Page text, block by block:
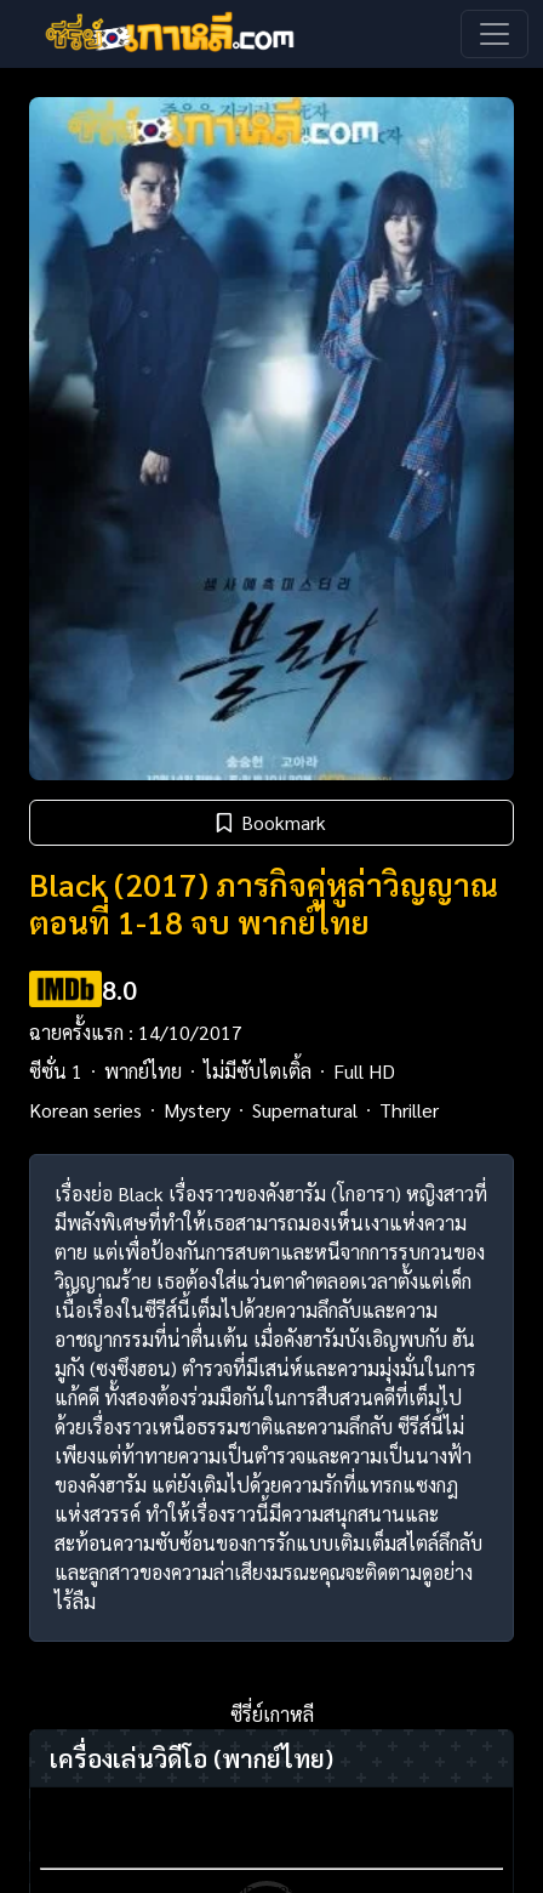
Bookmark
Black (2017) ภารกิจคู่หูล่าวิญญาณ
ตอนที่ 1-18 จบ พากย์ไทย
8.0
ฉายครั้งแรก : 14/10/2017
ซีซั่น 1
พากย์ไทย ไม่มีซับไตเติ้ล
Full HD
Korean series
Mystery Supernatural Thriller
เรื่องย่อ Black เรื่องราวของคังฮารัม (โกอารา) หญิงสาวที่
มีพลังพิเศษที่ทำให้เธอสามารถมองเห็นเงาแห่งความ
ตาย แต่เพื่อป้องกันการสบตาและหนีจากการรบกวนของ
วิญญาณร้าย เธอต้องใส่แว่นตาดำตลอดเวลาตั้งแต่เด็ก
เนื้อเรื่องในซีรีส์นี้เต็มไปด้วยความลึกลับและความ
อาชญากรรมที่น่าตื่นเต้น เมื่อคังฮารัมบังเอิญพบกับ ฮัน
มูกัง (ซงซึงฮอน) ตำรวจที่มีเสน่ห์และความมุ่งมั่นในการ
แก้คดี ทั้งสองต้องร่วมมือกันในการสืบสวนคดีที่เต็มไป
ด้วยเรื่องราวเหนือธรรมชาติและความลึกลับ ซีรีส์นี้ไม่
เพียงแต่ท้าทายความเป็นตำรวจและความเป็นนางฟ้า
ของคังฮารัม แต่ยังเติมไปด้วยความรักที่แทรกแซงกฎ
แห่งสวรรค์ ทำให้เรื่องราวนี้มีความสนุกสนานและ
สะท้อนความซับซ้อนของการรักแบบเติมเต็มสไตล์ลึกลับ
และลูกสาวของความล่าเสียงมรณะคุณจะติดตามดูอย่าง
ไร้ลืม
ซีรี่ย์เกาหลี
เครื่องเล่นวิดีโอ (พากย์ไทย)